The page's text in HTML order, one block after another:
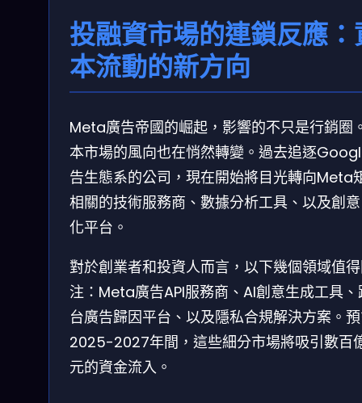
投融資市場的連鎖反應：
本流動的新方向
Meta廣告帝國的崛起，影響的不只是行銷圈
本市場的風向也在悄然轉變。過去追逐
告生態系的公司，現在開始將目光轉向Meta
相關的技術服務商、數據分析工具、以及創
化平台。
對於創業者和投資人而言，以下幾個領域值
注：Meta廣告API服務商、AI創意生成工具、
台廣告歸因平台、以及隱私合規解決方案。
2025-2027年間，這些細分市場將吸引數百
元的資金流入。